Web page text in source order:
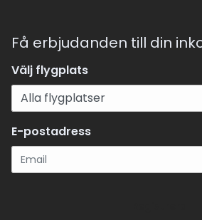
Få erbjudanden till din
Välj flygplats
E-postadress